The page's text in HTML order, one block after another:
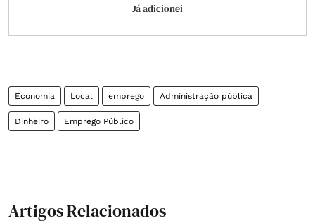
Já adicionei
Economia Local emprego Administração pública
Dinheiro Emprego Público
Artigos Relacionados